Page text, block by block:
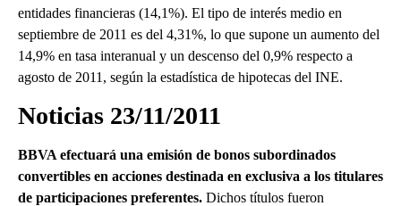
entidades financieras (14,1%). El tipo de interés medio en
septiembre de 2011 es del 4,31%, lo que supone un aumento del
14,9% en tasa interanual y un descenso del 0,9% respecto a
agosto de 2011, según la estadística de hipotecas del INE.
Noticias 23/11/2011
BBVA efectuará una emisión de bonos subordinados
convertibles en acciones destinada en exclusiva a los titulares
de participaciones preferentes. Dichos títulos fueron